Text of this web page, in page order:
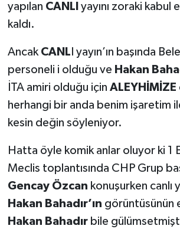
yapılan CANLI yayını zoraki kabul
kaldı.
Ancak CANL I yayın’ın başında
personeli i olduğu ve Hakan
İTA amiri olduğu için ALEYHİMİZE
herhangi bir anda benim işaretim ile
kesin değin söyleniyor.
Hatta öyle komik anlar oluyor ki 1
Meclis toplantısında CHP Grup
Gencay Özcan konuşurken canlı
Hakan Bahadır’ın görüntüsünün
Hakan Bahadırbile